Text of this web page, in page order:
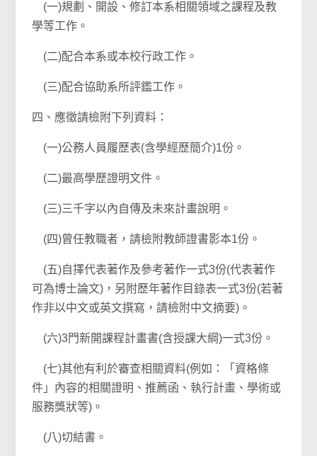
(一)規劃、開設、修訂本系相關領域之課程及教
學等工作。
(二)配合本系或本校行政工作。
(三)配合協助系所評鑑工作。
四、應徵請檢附下列資料：
(一)公務人員履歷表(含學經歷簡介)1份。
(二)最高學歷證明文件。
(三)三千字以內自傳及未來計畫說明。
(四)曾任教職者，請檢附教師證書影本1份。
(五)自擇代表著作及參考著作一式3份(代表著作
可為博士論文)，另附歷年著作目錄表一式3份(若著
作非以中文或英文撰寫，請檢附中文摘要)。
(六)3門新開課程計畫書(含授課大綱)一式3份。
(七)其他有利於審查相關資料(例如：「資格條
件」內容的相關證明、推薦函、執行計畫、學術或
服務獎狀等)。
(八)切結書。